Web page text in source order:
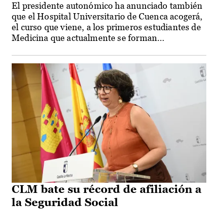
El presidente autonómico ha anunciado también
que el Hospital Universitario de Cuenca acogerá,
el curso que viene, a los primeros estudiantes de
Medicina que actualmente se forman...
CLM bate su récord de afiliación a
la Seguridad Social